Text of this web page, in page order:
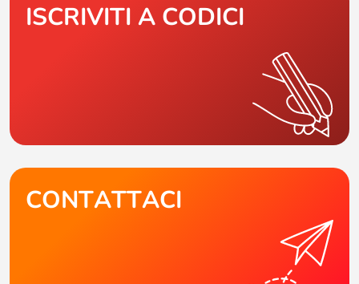
ISCRIVITI A CODICI
CONTATTACI